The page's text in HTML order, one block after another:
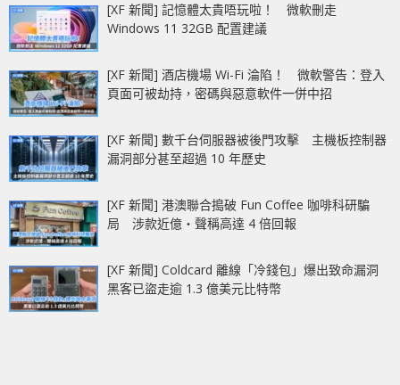
[XF 新聞] 記憶體太貴唔玩啦！ 微軟刪走
Windows 11 32GB 配置建議
[XF 新聞] 酒店機場 Wi-Fi 淪陷！ 微軟警告：登入
頁面可被劫持，密碼與惡意軟件一併中招
[XF 新聞] 數千台伺服器被後門攻擊 主機板控制器
漏洞部分甚至超過 10 年歷史
[XF 新聞] 港澳聯合搗破 Fun Coffee 咖啡科研騙
局 涉款近億‧聲稱高達 4 倍回報
[XF 新聞] Coldcard 離線「冷錢包」爆出致命漏洞
黑客已盜走逾 1.3 億美元比特幣